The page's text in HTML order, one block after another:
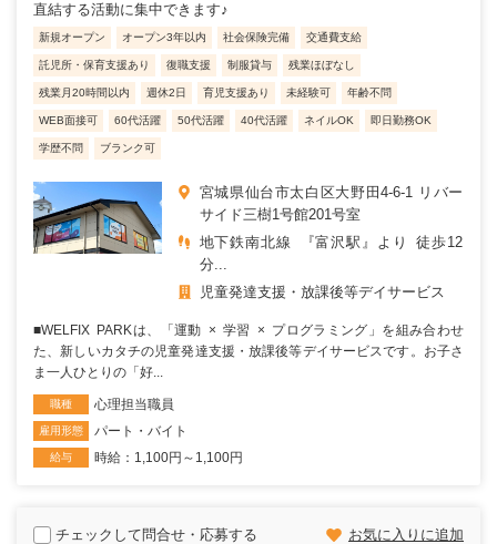
直結する活動に集中できます♪
新規オープン オープン3年以内 社会保険完備 交通費支給
託児所・保育支援あり 復職支援 制服貸与 残業ほぼなし
残業月20時間以内 週休2日 育児支援あり 未経験可 年齢不問
WEB面接可 60代活躍 50代活躍 40代活躍 ネイルOK 即日勤務OK
学歴不問 ブランク可
宮城県仙台市太白区大野田4-6-1 リバー
サイド三樹1号館201号室
地下鉄南北線 『富沢駅』より 徒歩12
分...
児童発達支援・放課後等デイサービス
■WELFIX PARKは、「運動 × 学習 × プログラミング」を組み合わせ
た、新しいカタチの児童発達支援・放課後等デイサービスです。お子さ
ま一人ひとりの「好...
職種 心理担当職員
雇用形態 パート・バイト
給与 時給：1,100円～1,100円
チェックして問合せ・応募する お気に入りに追加